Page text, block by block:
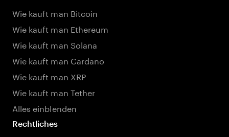
Wie kauft man Bitcoin
Wie kauft man Ethereum
Wie kauft man Solana
Wie kauft man Cardano
Wie kauft man XRP
Wie kauft man Tether
Alles einblenden
Rechtliches